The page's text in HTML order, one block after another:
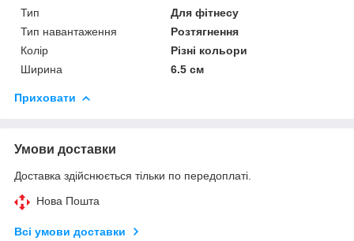
Тип
Для фітнесу
Тип навантаження
Розтягнення
Колір
Різні кольори
Ширина
6.5 см
Приховати
Умови доставки
Доставка здійснюється тільки по передоплаті.
Нова Пошта
Всі умови доставки